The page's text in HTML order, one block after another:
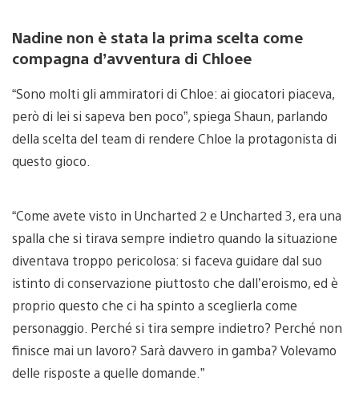
Nadine non è stata la prima scelta come
compagna d’avventura di Chloee
“Sono molti gli ammiratori di Chloe: ai giocatori piaceva,
però di lei si sapeva ben poco”, spiega Shaun, parlando
della scelta del team di rendere Chloe la protagonista di
questo gioco.
“Come avete visto in Uncharted 2 e Uncharted 3, era una
spalla che si tirava sempre indietro quando la situazione
diventava troppo pericolosa: si faceva guidare dal suo
istinto di conservazione piuttosto che dall’eroismo, ed è
proprio questo che ci ha spinto a sceglierla come
personaggio. Perché si tira sempre indietro? Perché non
finisce mai un lavoro? Sarà davvero in gamba? Volevamo
delle risposte a quelle domande.”